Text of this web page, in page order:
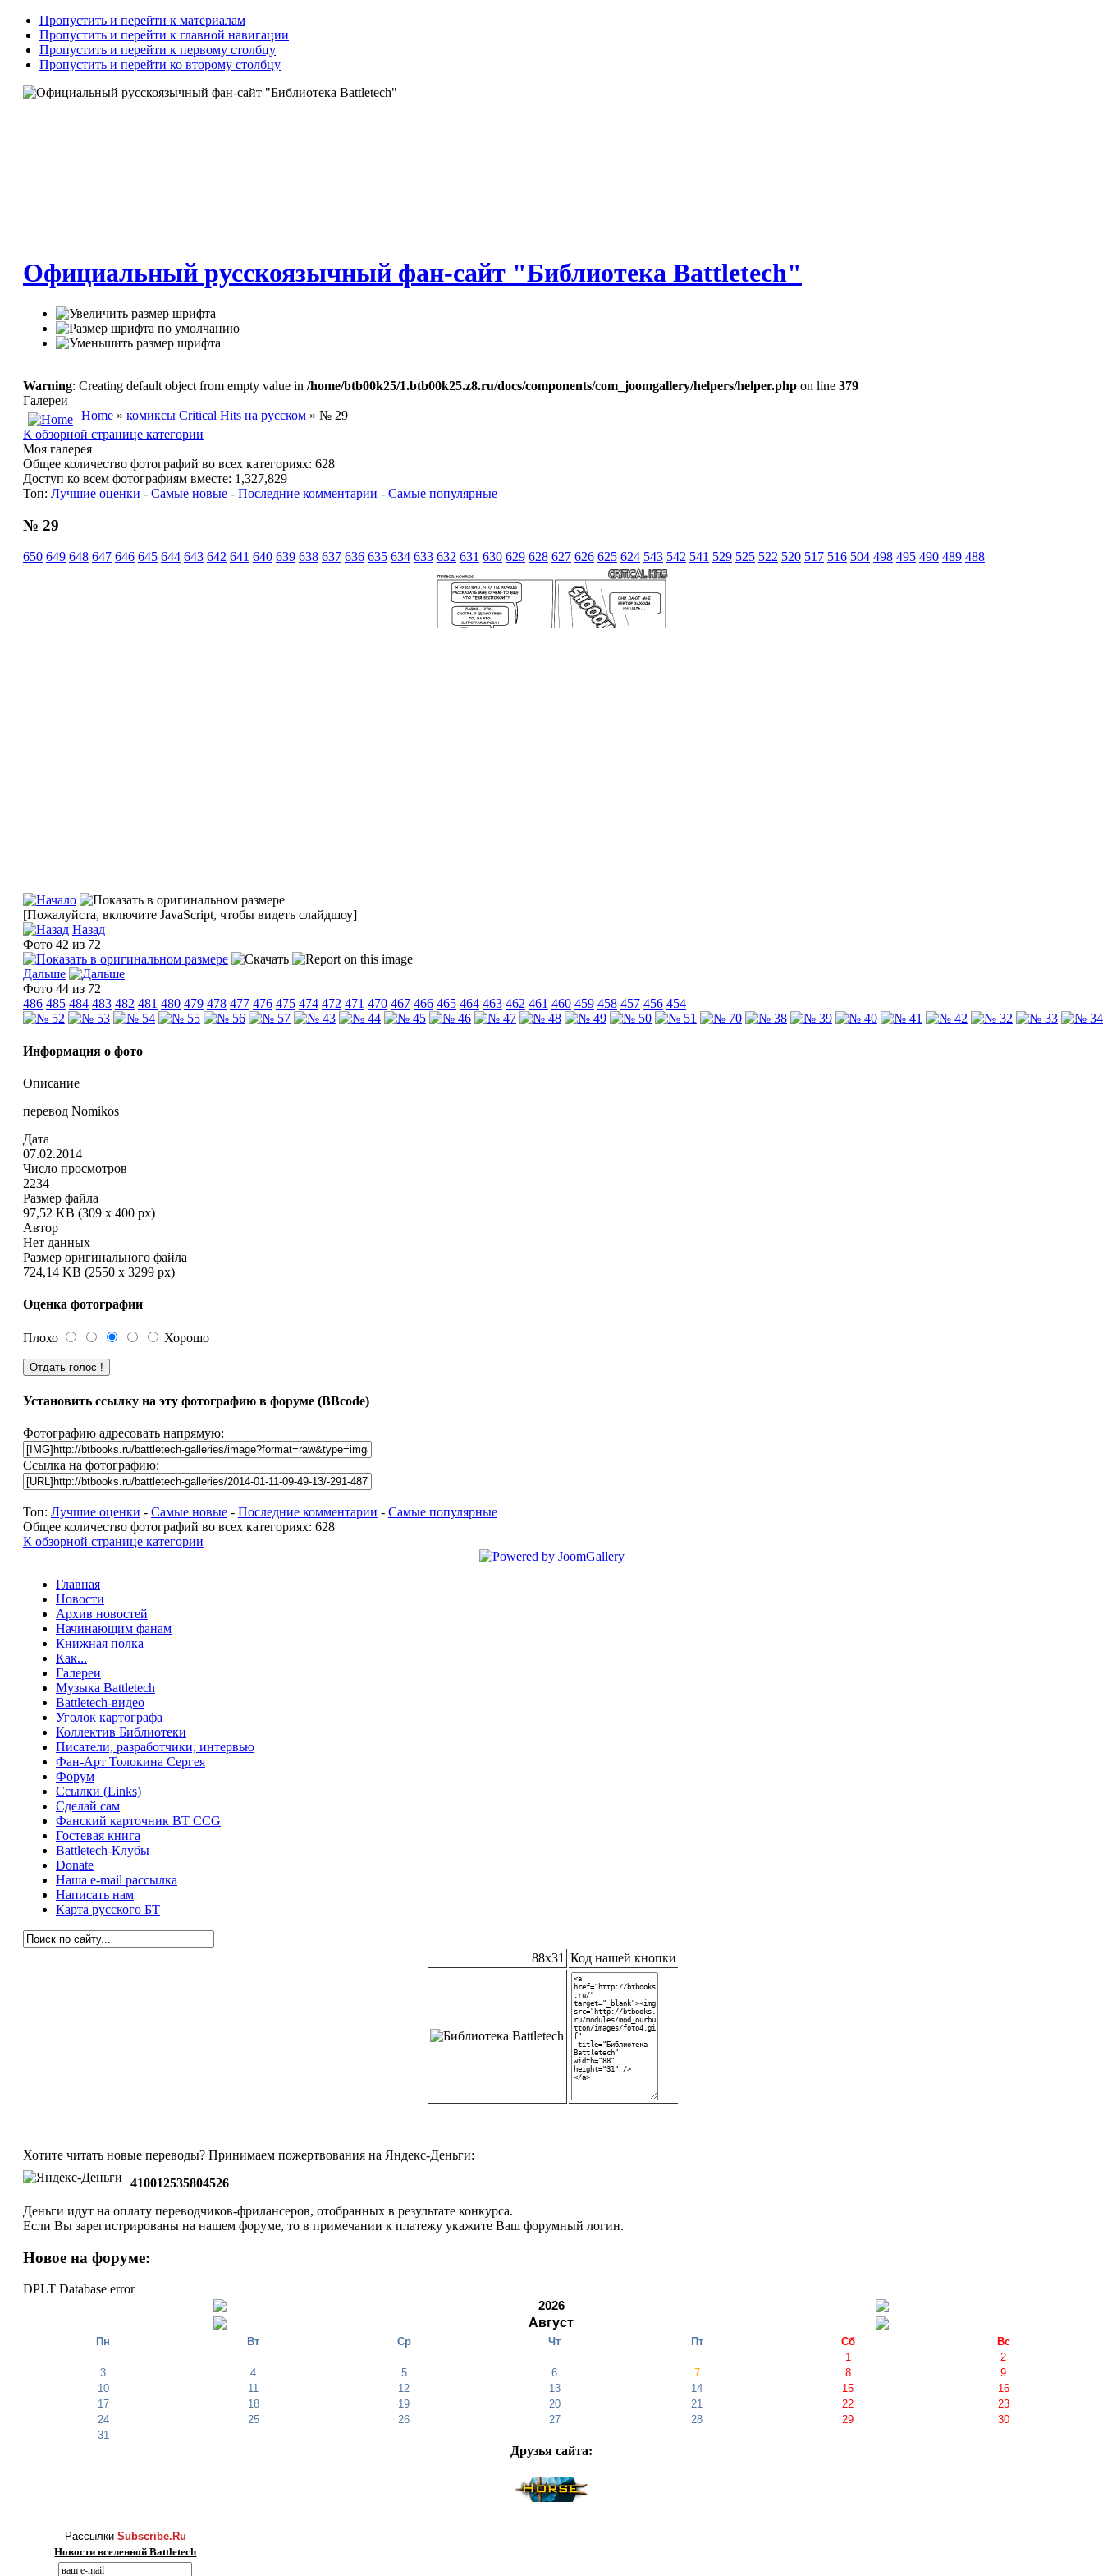
Пропустить и перейти к материалам
Пропустить и перейти к главной навигации
Пропустить и перейти к первому столбцу
Пропустить и перейти ко второму столбцу
Официальный русскоязычный фан-сайт "Библиотека Battletech"
Warning: Creating default object from empty value in /home/btb00k25/1.btb00k25.z8.ru/docs/components/com_joomgallery/helpers/helper.phpon line 379
Галереи
Home» комиксы Critical Hits на русском» № 29
К обзорной странице категории
Моя галерея
Общее количество фотографий во всех категориях: 628
Доступ ко всем фотографиям вместе: 1,327,829
Топ: Лучшие оценки - Самые новые- Последние комментарии - Самые популярные
№ 29
650 649 648 647 646 645 644 643 642 641 640 639 638 637 636 635 634 633 632 631 630 629 628 627 626 625 624 543 542 541 529 525 522 520 517 516 504 498 495 490 489 488
[Пожалуйста, включите JavaScript, чтобы видеть слайдшоу]
Назад
Фото 42 из 72
Дальше
Фото 44 из 72
486 485 484 483 482 481 480 479 478 477 476 475 474 472 471 470 467 466 465 464 463 462 461 460 459 458 457 456 454
Информация о фото
Описание
перевод Nomikos
Дата
07.02.2014
Число просмотров
2234
Размер файла
97,52 KB (309 x 400 px)
Автор
Нет данных
Размер оригинального файла
724,14 KB (2550 x 3299 px)
Оценка фотографии
Плохо Хорошо
Установить ссылку на эту фотографию в форуме (BBcode)
Фотографию адресовать напрямую:
Ссылка на фотографию:
Топ: Лучшие оценки - Самые новые- Последние комментарии - Самые популярные
Общее количество фотографий во всех категориях: 628
К обзорной странице категории
Главная
Новости
Архив новостей
Начинающим фанам
Книжная полка
Как...
Галереи
Музыка Battletech
Battletech-видео
Уголок картографа
Коллектив Библиотеки
Писатели, разработчики, интервью
Фан-Арт Толокина Сергея
Форум
Ссылки (Links)
Сделай сам
Фанский карточник BT CCG
Гостевая книга
Battletech-Клубы
Donate
Наша e-mail рассылка
Написать нам
Карта русского БТ
88x31 Код нашей кнопки
Хотите читать новые переводы? Принимаем пожертвования на Яндекс-Деньги:
410012535804526
Деньги идут на оплату переводчиков-фрилансеров, отобранных в результате конкурса.
Если Вы зарегистрированы на нашем форуме, то в примечании к платежу укажите Ваш форумный логин.
Новое на форуме:
DPLT Database error
2026
Август
Пн Вт Ср Чт Пт Сб
Вс
1
2
3
4 5 6 7 8
9
10
11 12 13 14 15
16
17
18 19 20 21 22
23
24
25 26 27 28 29
30
31
Друзья cайта:
Рассылки Subscribe.Ru
Новости вселенной Battletech